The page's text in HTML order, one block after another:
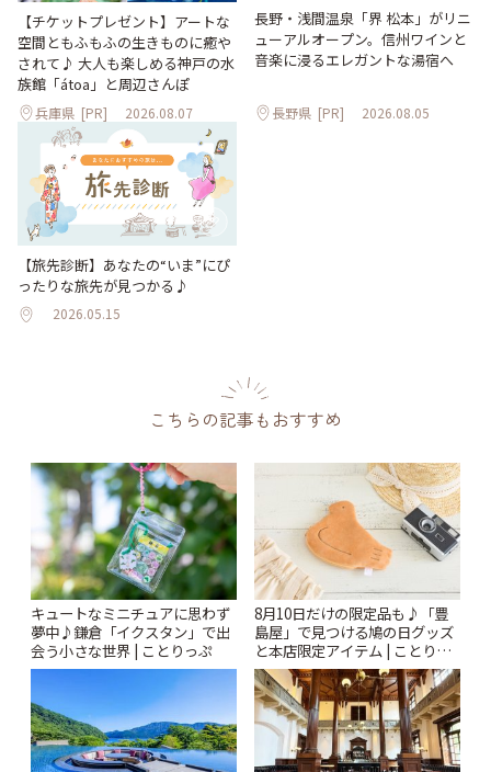
【チケットプレゼント】アートな
空間ともふもふの生きものに癒や
されて♪ 大人も楽しめる神戸の水
族館「átoa」と周辺さんぽ
兵庫県 [PR] 2026.08.07
長野・浅間温泉「界 松本」がリニ
ューアルオープン。信州ワインと
音楽に浸るエレガントな湯宿へ
長野県 [PR] 2026.08.05
【旅先診断】あなたの“いま”にぴ
ったりな旅先が見つかる♪
2026.05.15
こちらの記事もおすすめ
キュートなミニチュアに思わず
夢中♪鎌倉「イクスタン」で出
会う小さな世界 | ことりっぷ
8月10日だけの限定品も♪「豊
島屋」で見つける鳩の日グッズ
と本店限定アイテム | ことりっ
ぷ